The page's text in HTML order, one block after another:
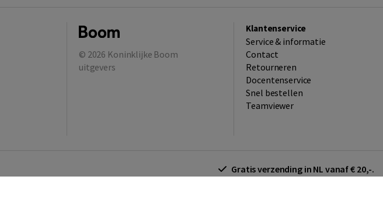
© 2026 Koninklijke Boom
uitgevers
Klantenservice
Service & informatie
Contact
Retourneren
Docentenservice
Snel bestellen
Teamviewer
Gratis verzending in NL vanaf € 20,-.